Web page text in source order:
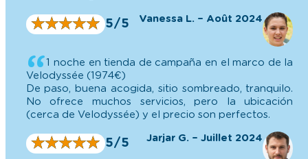
Velodyssée (1974€)
De paso, buena acogida, sitio sombreado, tranquilo.
No ofrece muchos servicios, pero la ubicación
(cerca de Velodyssée) y el precio son perfectos.
★★★ ★★
★★★ ★★ 5/5